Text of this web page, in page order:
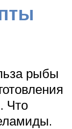
рыбы
Что